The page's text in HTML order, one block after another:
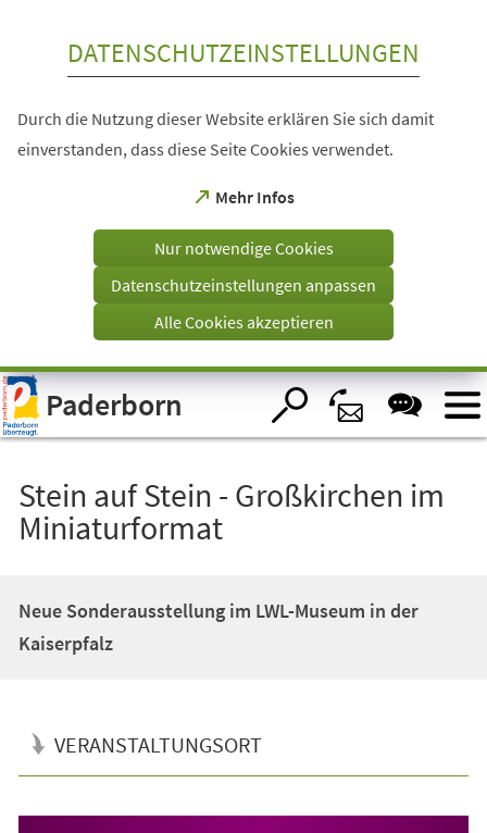
Visuelle
Assistenzsoftware
öffnen.
DATENSCHUTZEINSTELLUNGEN
Durch die Nutzung dieser Website erklären Sie sich damit
einverstanden, dass diese Seite Cookies verwendet.
Mehr Infos
(Öffnet
einem
Tab)
Nur notwendige Cookies
Datenschutzeinstellungen anpassen
Alle Cookies akzeptieren
Paderborn
Stein auf Stein - Großkirchen im
Miniaturformat
Neue Sonderausstellung im LWL-Museum in der
Kaiserpfalz
VERANSTALTUNGSORT